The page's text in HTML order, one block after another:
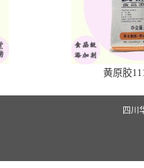
黄原胶
四川